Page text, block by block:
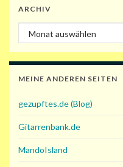
ARCHIV
Archiv
MEINE ANDEREN SEITEN
gezupftes.de (Blog)
Gitarrenbank.de
MandoIsland